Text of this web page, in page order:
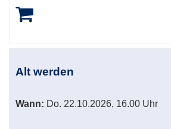
Alt werden
Wann: Do. 22.10.2026, 16.00 Uhr